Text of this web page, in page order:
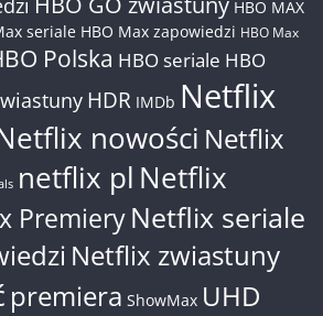
HBO MAX
seriale HBO Max zapowiedzi HBO Max
Polska HBO seriale HBO
HDR IMDb Netflix
nowości Netflix
netflix pl Netflix
PremieryNetflix seriale
Netflix zwiastuny
premiera ShowMax UHD